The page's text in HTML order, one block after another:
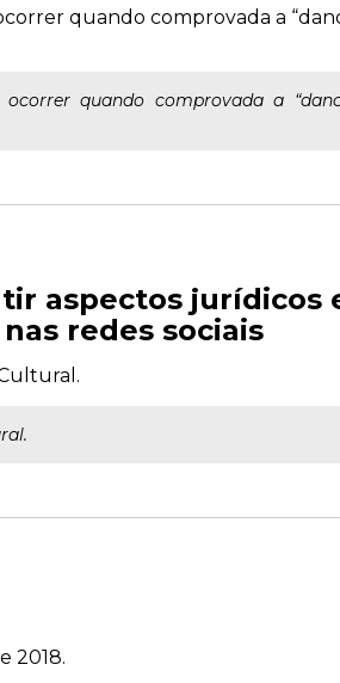
quando comprovada a
quando comprovada a
aspectos jurídicos
redes sociais
2018.